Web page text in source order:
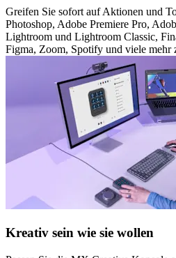
Greifen Sie sofort auf Aktionen und
Photoshop, Adobe Premiere Pro,
Lightroom und Lightroom Classic,
Figma, Zoom, Spotify und viele mehr
Kreativ sein wie sie wollen